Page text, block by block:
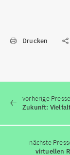
Drucken
vorherige
Zukunft:
nächste
virtuellen